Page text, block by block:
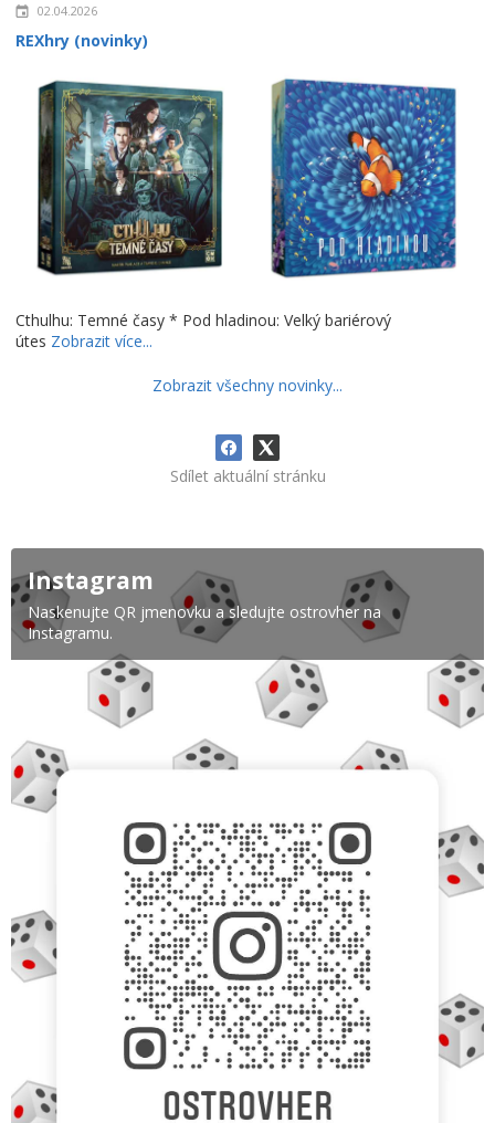
02.04.2026
REXhry (novinky)
Cthulhu: Temné časy * Pod hladinou: Velký bariérový
útes Zobrazit více...
Zobrazit všechny novinky...
Sdílet aktuální stránku
Instagram
Naskenujte QR jmenovku a sledujte ostrovher na
Instagramu.